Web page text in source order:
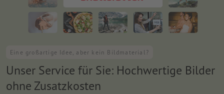
Eine großartige Idee, aber kein Bildmaterial?
Unser Service für Sie: Hochwertige Bilder
ohne Zusatzkosten